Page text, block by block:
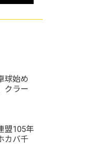
球始め
クラー
制卓球
盟105年
カバ千